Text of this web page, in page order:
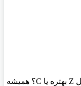
برای یک سوله با دهانه متوسط، پروفیل Z بهتره یا C؟ همیشه